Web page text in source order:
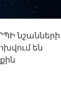
նշանների
են